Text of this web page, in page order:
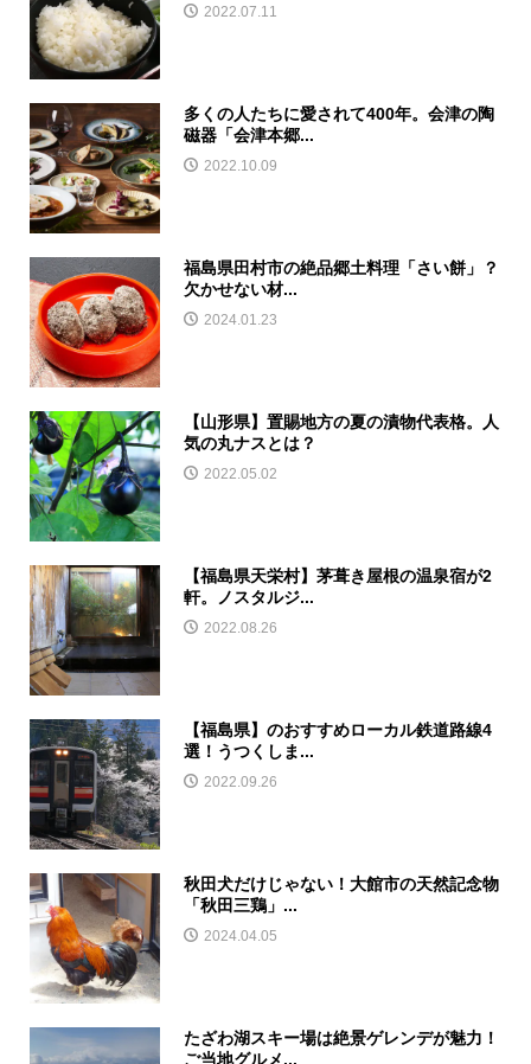
2022.07.11
多くの人たちに愛されて400年。会津の陶
磁器「会津本郷...
2022.10.09
福島県田村市の絶品郷土料理「さい餅」？
欠かせない材...
2024.01.23
【山形県】置賜地方の夏の漬物代表格。人
気の丸ナスとは？
2022.05.02
【福島県天栄村】茅葺き屋根の温泉宿が2
軒。ノスタルジ...
2022.08.26
【福島県】のおすすめローカル鉄道路線4
選！うつくしま...
2022.09.26
秋田犬だけじゃない！大館市の天然記念物
「秋田三鶏」...
2024.04.05
たざわ湖スキー場は絶景ゲレンデが魅力！
ご当地グルメ...